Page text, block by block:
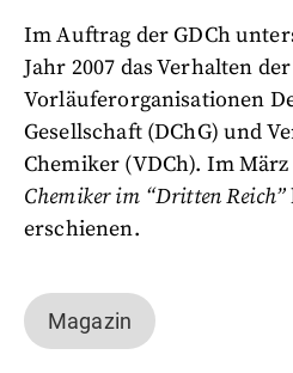
Im Auftrag der GDCh
Jahr 2007 das Verhalten
Vorläuferorganisationen
Gesellschaft (DChG) und
Chemiker (VDCh). Im März
Chemiker im “Dritten Reich”
erschienen.
Magazin